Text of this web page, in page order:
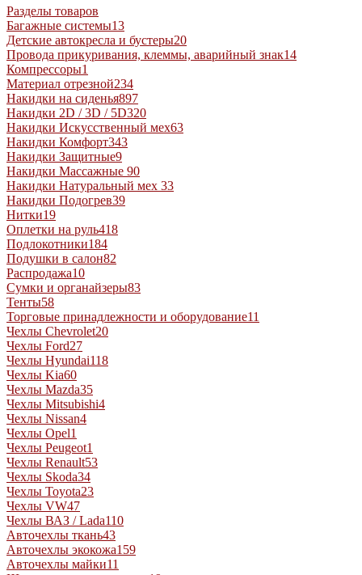
Разделы товаров
Багажные системы13
Детские автокресла и бустеры20
Провода прикуривания, клеммы, аварийный знак14
Компрессоры1
Материал отрезной234
Накидки на сиденья897
Накидки 2D / 3D / 5D320
Накидки Искусственный мех63
Накидки Комфорт343
Накидки Защитные9
Накидки Массажные 90
Накидки Натуральный мех 33
Накидки Подогрев39
Нитки19
Оплетки на руль418
Подлокотники184
Подушки в салон82
Распродажа10
Сумки и органайзеры83
Тенты58
Торговые принадлежности и оборудование11
Чехлы Chevrolet20
Чехлы Ford27
Чехлы Hyundai118
Чехлы Kia60
Чехлы Mazda35
Чехлы Mitsubishi4
Чехлы Nissan4
Чехлы Opel1
Чехлы Peugeot1
Чехлы Renault53
Чехлы Skoda34
Чехлы Toyota23
Чехлы VW47
Чехлы ВАЗ / Lada110
Авточехлы ткань43
Авточехлы экокожа159
Авточехлы майки11